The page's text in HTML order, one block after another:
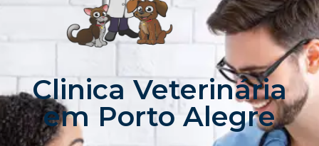
Clinica Veterinária
em Porto Alegre